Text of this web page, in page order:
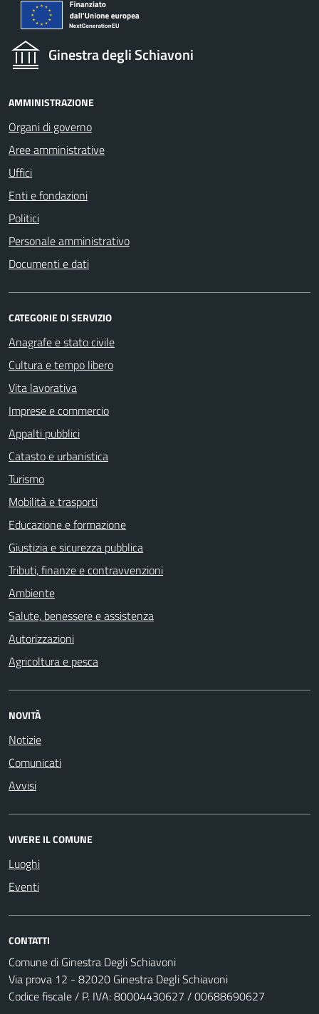
Ginestra degli Schiavoni
AMMINISTRAZIONE
Organi di governo
Aree amministrative
Uffici
Enti e fondazioni
Politici
Personale amministrativo
Documenti e dati
CATEGORIE DI SERVIZIO
Anagrafe e stato civile
Cultura e tempo libero
Vita lavorativa
Imprese e commercio
Appalti pubblici
Catasto e urbanistica
Turismo
Mobilità e trasporti
Educazione e formazione
Giustizia e sicurezza pubblica
Tributi, finanze e contravvenzioni
Ambiente
Salute, benessere e assistenza
Autorizzazioni
Agricoltura e pesca
NOVITÀ
Notizie
Comunicati
Avvisi
VIVERE IL COMUNE
Luoghi
Eventi
CONTATTI
Comune di Ginestra Degli Schiavoni
Via prova 12 - 82020 Ginestra Degli Schiavoni
Codice fiscale / P. IVA: 80004430627 / 00688690627